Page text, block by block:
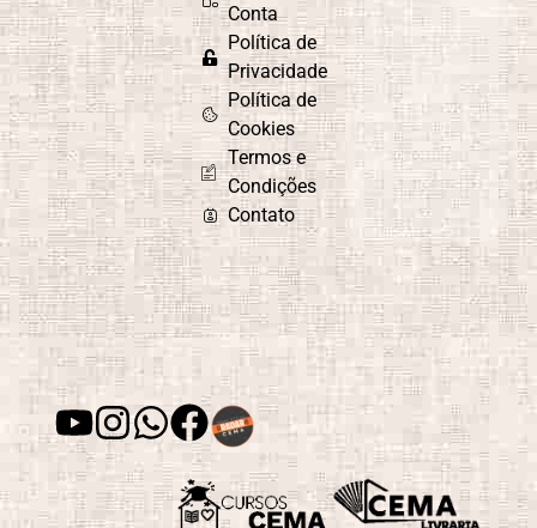
Conta
Política de
Privacidade
Política de
Cookies
Termos e
Condições
Contato